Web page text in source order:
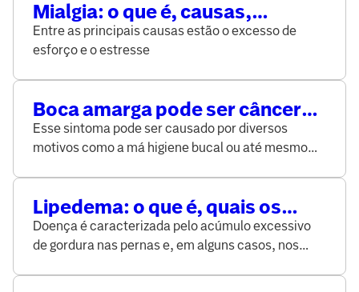
Mialgia: o que é, causas,
prevenção e tratamento
Entre as principais causas estão o excesso de
esforço e o estresse
Boca amarga pode ser câncer?
Conheça causas e tratamentos
Esse sintoma pode ser causado por diversos
motivos como a má higiene bucal ou até mesmo
Lipedema: o que é, quais os
riscos e como tratar
Doença é caracterizada pelo acúmulo excessivo
de gordura nas pernas e, em alguns casos, nos